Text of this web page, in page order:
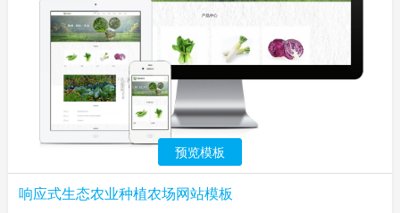
预览模板
响应式生态农业种植农场网站模板